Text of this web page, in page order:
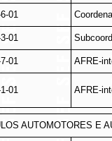
01
01
01 AFRE-
01 AFRE-
AUTOMOTORES E